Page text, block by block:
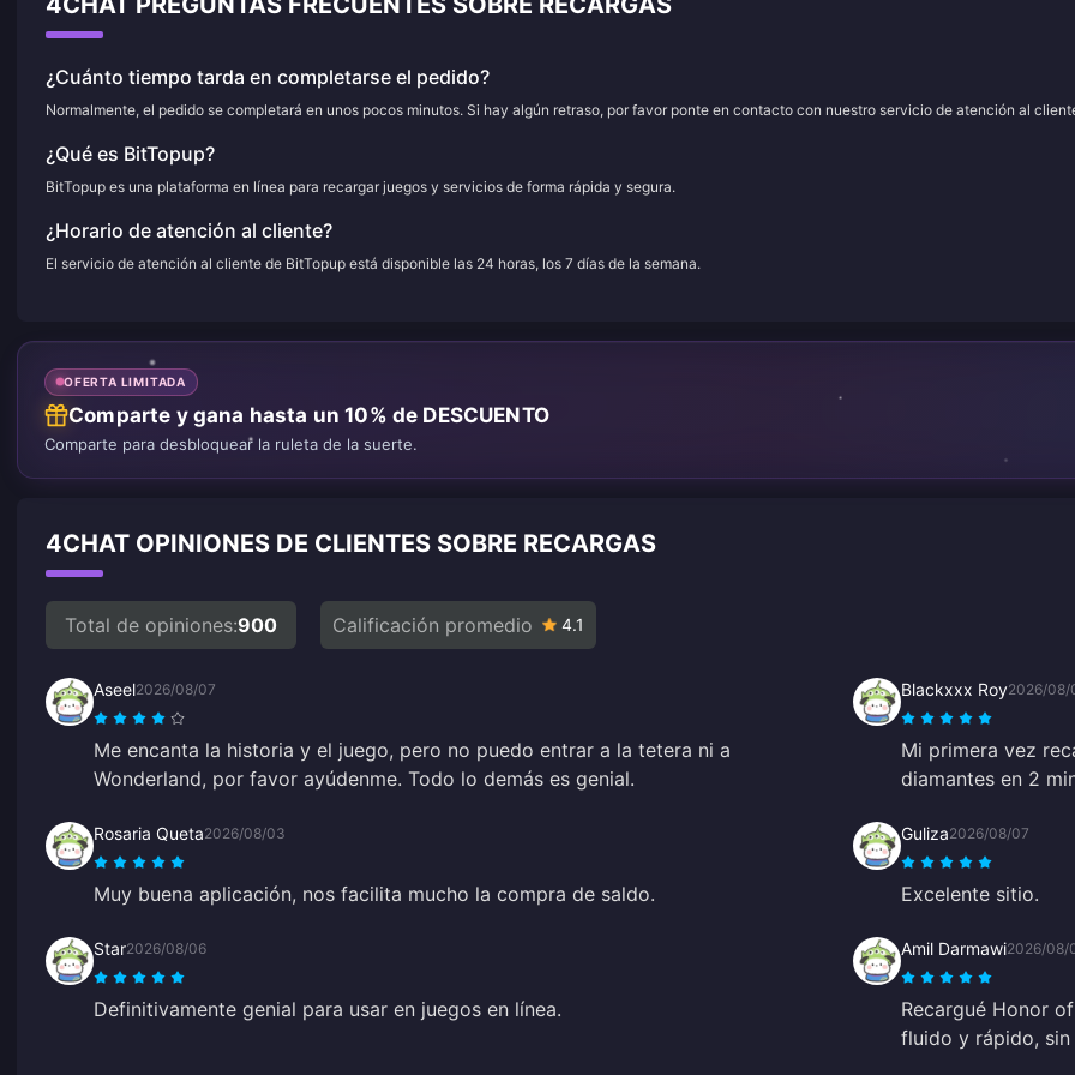
¿Cuánto tiempo tarda en completarse el pedido?
Normalmente, el pedido se completará en unos pocos minutos. Si hay algún retraso, por favor ponte en contacto con nuestro servicio de atención al
¿Qué es BitTopup?
BitTopup es una plataforma en línea para recargar juegos y servicios de forma rápida y segura.
¿Horario de atención al cliente?
El servicio de atención al cliente de BitTopup está disponible las 24 horas, los 7 días de la semana.
OFERTA LIMITADA
Comparte y gana hasta un 10% de DESCUENTO
Comparte para desbloquear la ruleta de la suerte.
4CHAT OPINIONES DE CLIENTES SOBRE RECARGAS
Total de opiniones:900 Calificación promedio 4.1
Aseel2026/08/07
Me encanta la historia y el juego, pero no puedo entrar a la tetera ni a
Wonderland, por favor ayúdenme. Todo lo demás es genial.
Blackxxx Roy2026/08/
Mi primera vez
diamantes en 2
Rosaria Queta2026/08/03
Muy buena aplicación, nos facilita mucho la compra de saldo.
Guliza2026/08/07
Excelente sitio.
Star2026/08/06
Definitivamente genial para usar en juegos en línea.
Amil Darmawi2026/08/
Recargué Honor
fluido y rápido, sin